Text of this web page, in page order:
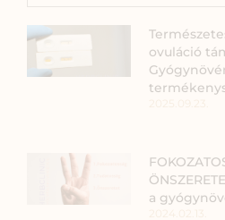
ovuláció
a